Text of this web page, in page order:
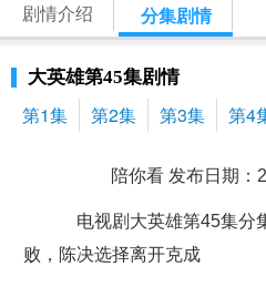
剧情介绍 分集剧情
大英雄第45集剧情
第1集 第2集 第3集 第4
陪你看 发布日期：
电视剧大英雄第45集分
败，陈决选择离开克成